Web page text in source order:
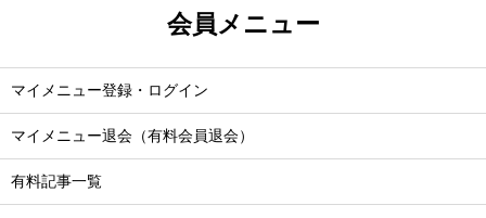
会員メニュー
マイメニュー登録・ログイン
マイメニュー退会（有料会員退会）
有料記事一覧